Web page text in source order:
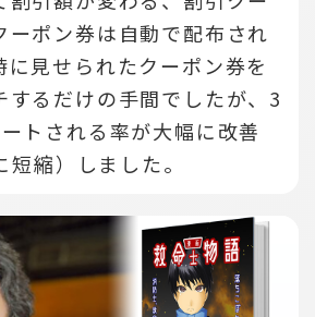
ーポン券は自動で配布され
に見せられたクーポン券を
するだけの手間でしたが、3
トされる率が大幅に改善
短縮）しました。